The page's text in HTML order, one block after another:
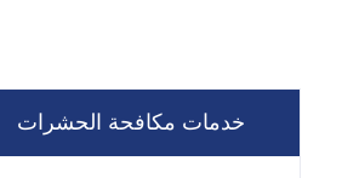
خدمات مكافحة الحشرات